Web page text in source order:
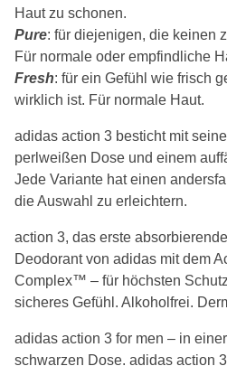
Haut zu schonen.
Pure: für diejenigen, die keinen
Für normale oder empfindliche
Fresh: für ein Gefühl wie frisch
wirklich ist. Für normale Haut.
adidas action 3 besticht mit
perlweißen Dose und einem
Jede Variante hat einen
die Auswahl zu erleichtern.
action 3, das erste
Deodorant von adidas mit dem
Complex™ – für höchsten
sicheres Gefühl. Alkoholfrei.
adidas action 3 for men – in
schwarzen Dose. adidas action